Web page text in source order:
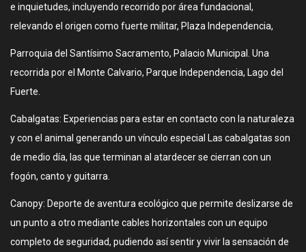
e inquietudes, incluyendo recorrido por área fundacional,
relevando el origen como fuerte militar, Plaza Independencia,
Parroquia del Santísimo Sacramento, Palacio Municipal. Una
recorrida por el Monte Calvario, Parque Independencia, Lago del
Fuerte.
Cabalgatas: Experiencias para estar en contacto con la naturaleza
y con el animal generando un vínculo especial Las cabalgatas son
de medio día, las que terminan al atardecer se cierran con un
fogón, canto y guitarra.
Canopy: Deporte de aventura ecológico que permite deslizarse de
un punto a otro mediante cables horizontales con un equipo
completo de seguridad, pudiendo así sentir y vivir la sensación de